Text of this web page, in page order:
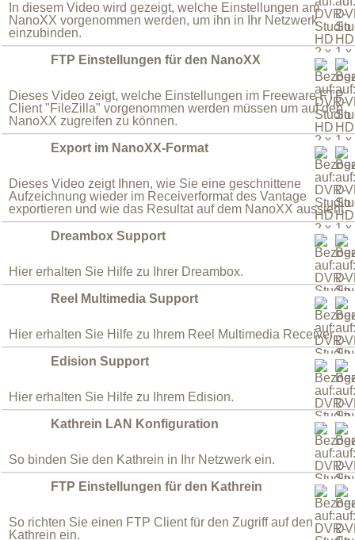
In diesem Video wird gezeigt, welche Einstellungen am
NanoXX vorgenommen werden, um ihn in Ihr Netzwerk
einzubinden.
FTP Einstellungen für den NanoXX
Dieses Video zeigt, welche Einstellungen im Freeware FTP
Client "FileZilla" vorgenommen werden müssen um auf den
NanoXX zugreifen zu können.
Export im NanoXX-Format
Dieses Video zeigt Ihnen, wie Sie eine geschnittene
Aufzeichnung wieder im Receiverformat des Vantage
exportieren und wie das Resultat auf dem NanoXX aussieht.
Dreambox Support
Hier erhalten Sie Hilfe zu Ihrer Dreambox.
Reel Multimedia Support
Hier erhalten Sie Hilfe zu Ihrem Reel Multimedia Receiver.
Edision Support
Hier erhalten Sie Hilfe zu Ihrem Edision.
Kathrein LAN Konfiguration
So binden Sie den Kathrein in Ihr Netzwerk ein.
FTP Einstellungen für den Kathrein
So richten Sie einen FTP Client für den Zugriff auf den
Kathrein ein.